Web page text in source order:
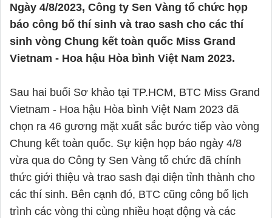
Ngày 4/8/2023, Công ty Sen Vàng tổ chức họp
báo công bố thí sinh và trao sash cho các thí
sinh vòng Chung kết toàn quốc Miss Grand
Vietnam - Hoa hậu Hòa bình Việt Nam 2023.
Sau hai buổi Sơ khảo tại TP.HCM, BTC Miss Grand
Vietnam - Hoa hậu Hòa bình Việt Nam 2023 đã
chọn ra 46 gương mặt xuất sắc bước tiếp vào vòng
Chung kết toàn quốc. Sự kiện họp báo ngày 4/8
vừa qua do Công ty Sen Vàng tổ chức đã chính
thức giới thiệu và trao sash đại diện tỉnh thành cho
các thí sinh. Bên cạnh đó, BTC cũng công bố lịch
trình các vòng thi cùng nhiều hoạt động và các